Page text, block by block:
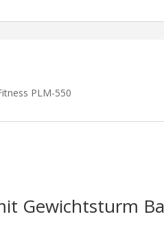
PLM-550
Gewichtsturm